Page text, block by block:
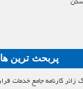
پربحث ترین ها